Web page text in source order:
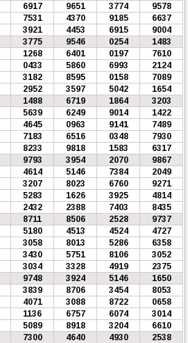
6917 9651 3774
9578
7531 4370 9185
6637
3921 4453 6915
9004
3775 9546 0254
1483
1268 6401 0197
7610
0433 5860 6993
2124
3182 8595 0158
7089
2952 3597 5042
1654
1488 6719 1864
3203
5639 6249 9014
1422
4645 0963 9141
7489
7183 6516 0348
7930
8233 9818 1583
6317
9793 3954 2070
9867
4614 5146 7384
2049
3207 8023 6760
9271
5283 1626 3925
4814
2432 2388 7403
8435
8711 8506 2528
9737
5180 4513 4524
4727
3058 8013 5286
6358
3430 5751 8106
3052
3034 3328 4919
2375
9748 3924 5146
1650
3839 8706 3454
8053
4071 3088 8722
0658
1136 6757 6074
3014
5089 8918 3204
6610
7300 4640 4930
2538